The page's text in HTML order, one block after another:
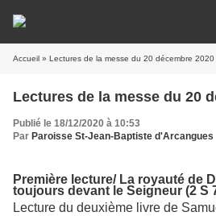
Accueil » Lectures de la messe du 20 décembre 2020
Lectures de la messe du 20
Publié le 18/12/2020 à 10:53
Par Paroisse St-Jean-Baptiste d'Arcangues
Première lecture/ La royauté de
toujours devant le Seigneur (2 S
Lecture du deuxième livre de